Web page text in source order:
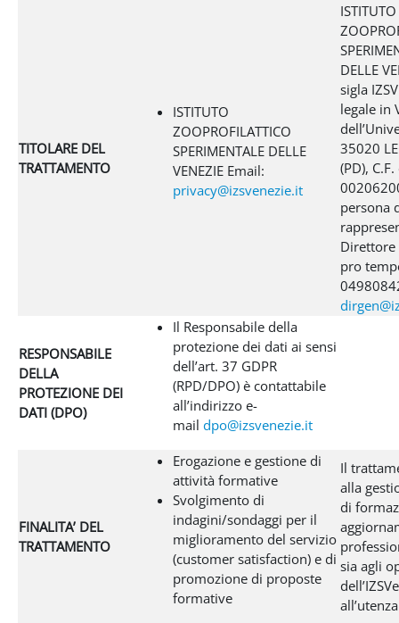
TITOLARE DEL
TRATTAMENTO
ISTITUTO
ZOOPROFILATTICO
SPERIMENTALE DELLE
VENEZIE Email:
privacy@izsvenezie.it
ISTITUTO
DELLE
sigla
legale in
35020
(PD), C.F.
persona
Direttore
pro
RESPONSABILE
DELLA
PROTEZIONE DEI
DATI (DPO)
Il Responsabile della
protezione dei dati ai sensi
dell’art. 37 GDPR
(RPD/DPO) è contattabile
all’indirizzo e-
mail dpo@izsvenezie.it
FINALITA’ DEL
TRATTAMENTO
Erogazione e gestione di
attività formative
Svolgimento di
indagini/sondaggi per il
miglioramento del servizio
(customer satisfaction) e di
promozione di proposte
formative
Il
alla
di
sia agli